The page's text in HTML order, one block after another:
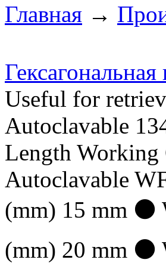
Главная →
Useful for
Autoclavable
Length Working
Autoclavable
(mm) 15 mm
(mm) 20 mm